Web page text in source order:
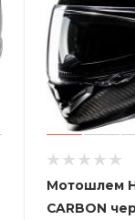
Мотошлем
CARBON